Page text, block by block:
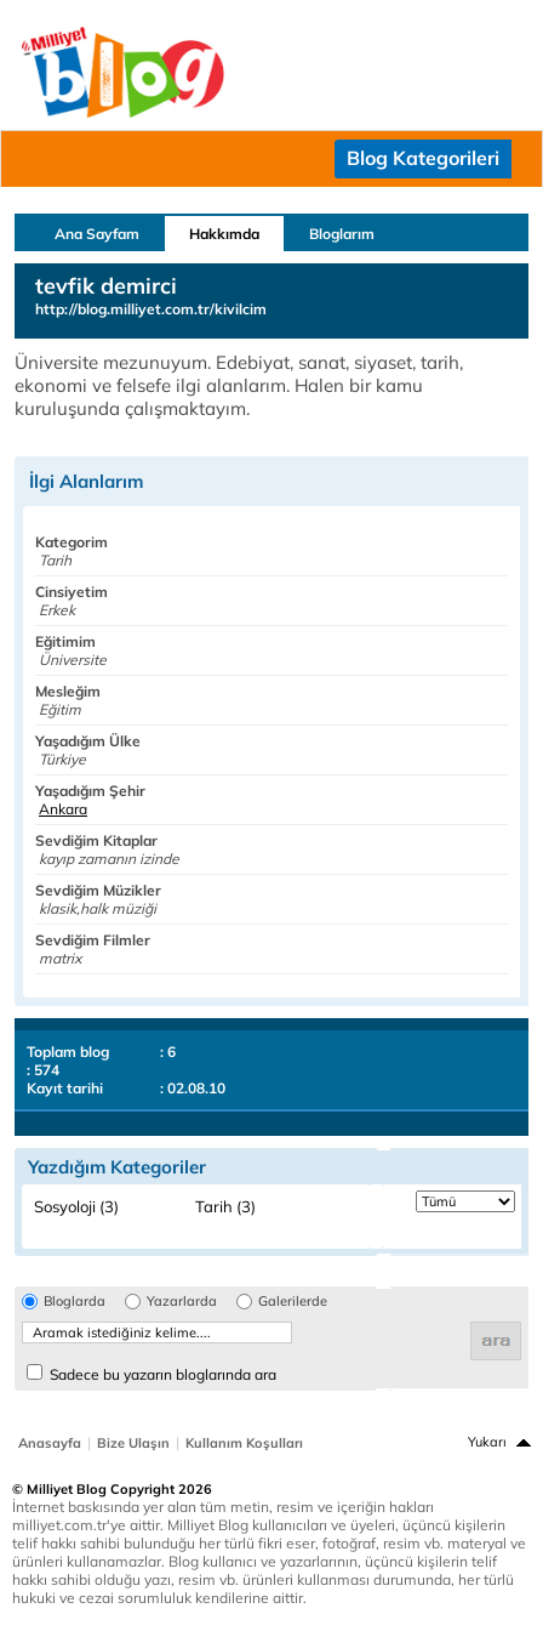
Blog Kategorileri
Ana Sayfam Hakkımda Bloglarım
tevfik demirci
http://blog.milliyet.com.tr/kivilcim
Üniversite mezunuyum. Edebiyat, sanat, siyaset, tarih,
ekonomi ve felsefe ilgi alanlarım. Halen bir kamu
kuruluşunda çalışmaktayım.
İlgi Alanlarım
Kategorim
Tarih
Cinsiyetim
Erkek
Eğitimim
Üniversite
Mesleğim
Eğitim
Yaşadığım Ülke
Türkiye
Yaşadığım Şehir
Ankara
Sevdiğim Kitaplar
kayıp zamanın izinde
Sevdiğim Müzikler
klasik,halk müziği
Sevdiğim Filmler
matrix
Toplam blog
: 6
: 574
Kayıt tarihi
: 02.08.10
Yazdığım Kategoriler
Sosyoloji (3) Tarih (3)
Bloglarda Yazarlarda Galerilerde
Sadece bu yazarın bloglarında ara
Anasayfa | Bize Ulaşın | Kullanım Koşulları Yukarı
© Milliyet Blog Copyright 2026
İnternet baskısında yer alan tüm metin, resim ve içeriğin hakları
milliyet.com.tr'ye aittir. Milliyet Blog kullanıcıları ve üyeleri, üçüncü kişilerin
telif hakkı sahibi bulunduğu her türlü fikri eser, fotoğraf, resim vb. materyal ve
ürünleri kullanamazlar. Blog kullanıcı ve yazarlarının, üçüncü kişilerin telif
hakkı sahibi olduğu yazı, resim vb. ürünleri kullanması durumunda, her türlü
hukuki ve cezai sorumluluk kendilerine aittir.